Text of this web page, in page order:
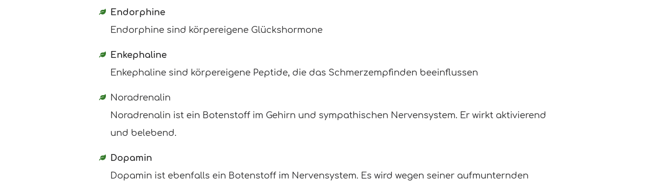
Endorphine
Endorphine sind körpereigene Glückshormone
Enkephaline
Enkephaline sind körpereigene Peptide, die das Schmerzempfinden beeinflussen
Noradrenalin
Noradrenalin ist ein Botenstoff im Gehirn und sympathischen Nervensystem. Er wirkt aktivierend
und belebend.
Dopamin
Dopamin ist ebenfalls ein Botenstoff im Nervensystem. Es wird wegen seiner aufmunternden